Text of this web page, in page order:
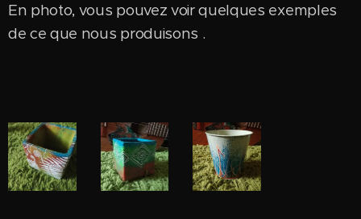
En photo, vous pouvez voir quelques exemples
de ce que nous produisons .